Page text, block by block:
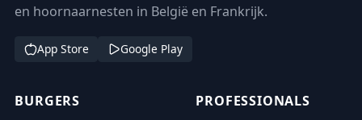
en hoornaarnesten in België en Frankrijk.
App Store Google Play
BURGERS
PROFESSIONALS